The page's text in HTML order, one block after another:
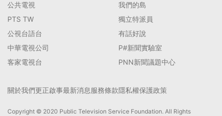
公共電視
PTS TW
公視台語台
中華電視公司
客家電視台
我們的島
獨立特派員
有話好說
P#新聞實驗室
PNN新聞議題中心
關於我們更正啟事最新消息服務條款隱私權保護政策
Copyright © 2020 Public Television Service Foundation. All Rights